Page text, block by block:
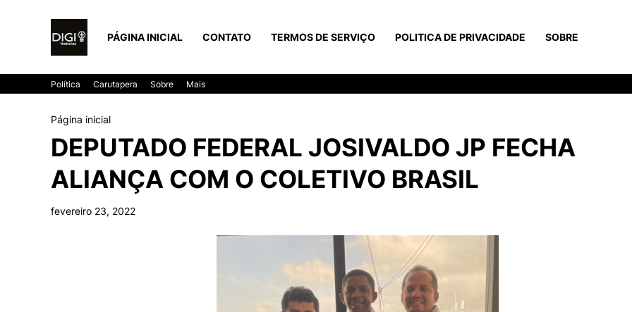
PÁGINA INICIAL CONTATO TERMOS DE SERVIÇO POLITICA DE PRIVACIDADE SOBRE
Política Carutapera Sobre Mais
Página inicial
DEPUTADO FEDERAL JOSIVALDO JP FECHA
ALIANÇA COM O COLETIVO BRASIL
fevereiro 23, 2022